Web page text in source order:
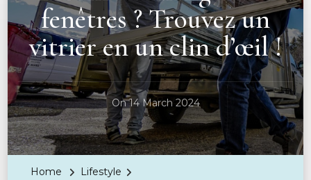
fenêtres ? Trouvez un
vitrier en un clin d’œil !
On14 March 2024
Home
Lifestyle